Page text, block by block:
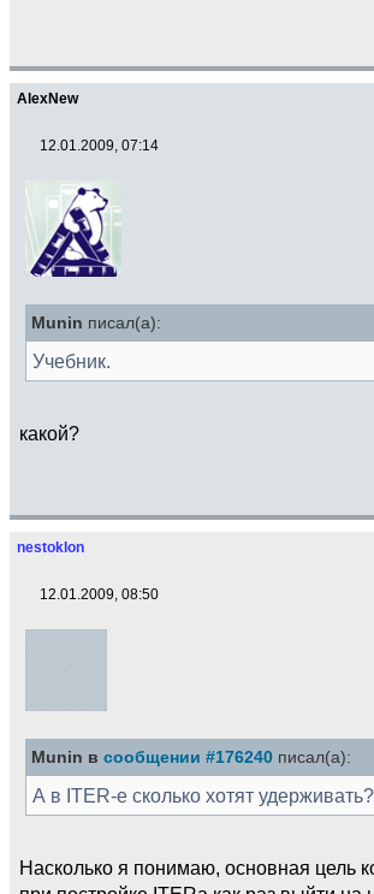
AlexNew
12.01.2009, 07:14
Munin писал(а):
Учебник.
какой?
nestoklon
12.01.2009, 08:50
Munin в сообщении #176240 писал(а):
А в ITER-е сколько хотят удерживать?
Насколько я понимаю, основная цель